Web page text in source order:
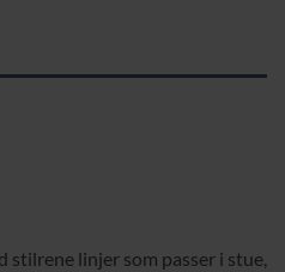
stilrene linjer som passer i stue,